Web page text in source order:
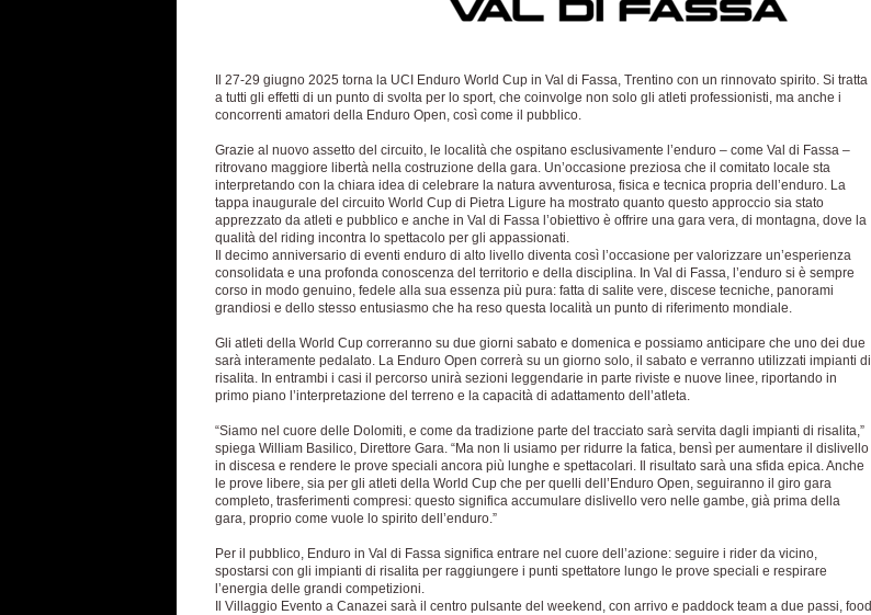
Il 27-29 giugno 2025 torna la UCI Enduro World Cup in Val di Fassa, Trentino con un rinnovato spirito. Si tratta
a tutti gli effetti di un punto di svolta per lo sport, che coinvolge non solo gli atleti professionisti, ma anche i
concorrenti amatori della Enduro Open, così come il pubblico.
Grazie al nuovo assetto del circuito, le località che ospitano esclusivamente l’enduro – come Val di Fassa –
ritrovano maggiore libertà nella costruzione della gara. Un’occasione preziosa che il comitato locale sta
interpretando con la chiara idea di celebrare la natura avventurosa, fisica e tecnica propria dell’enduro. La
tappa inaugurale del circuito World Cup di Pietra Ligure ha mostrato quanto questo approccio sia stato
apprezzato da atleti e pubblico e anche in Val di Fassa l’obiettivo è offrire una gara vera, di montagna, dove la
qualità del riding incontra lo spettacolo per gli appassionati.
Il decimo anniversario di eventi enduro di alto livello diventa così l’occasione per valorizzare un’esperienza
consolidata e una profonda conoscenza del territorio e della disciplina. In Val di Fassa, l’enduro si è sempre
corso in modo genuino, fedele alla sua essenza più pura: fatta di salite vere, discese tecniche, panorami
grandiosi e dello stesso entusiasmo che ha reso questa località un punto di riferimento mondiale.
Gli atleti della World Cup correranno su due giorni sabato e domenica e possiamo anticipare che uno dei due
sarà interamente pedalato. La Enduro Open correrà su un giorno solo, il sabato e verranno utilizzati impianti di
risalita. In entrambi i casi il percorso unirà sezioni leggendarie in parte riviste e nuove linee, riportando in
primo piano l’interpretazione del terreno e la capacità di adattamento dell’atleta.
“Siamo nel cuore delle Dolomiti, e come da tradizione parte del tracciato sarà servita dagli impianti di risalita,”
spiega William Basilico, Direttore Gara. “Ma non li usiamo per ridurre la fatica, bensì per aumentare il dislivello
in discesa e rendere le prove speciali ancora più lunghe e spettacolari. Il risultato sarà una sfida epica. Anche
le prove libere, sia per gli atleti della World Cup che per quelli dell’Enduro Open, seguiranno il giro gara
completo, trasferimenti compresi: questo significa accumulare dislivello vero nelle gambe, già prima della
gara, proprio come vuole lo spirito dell’enduro.”
Per il pubblico, Enduro in Val di Fassa significa entrare nel cuore dell’azione: seguire i rider da vicino,
spostarsi con gli impianti di risalita per raggiungere i punti spettatore lungo le prove speciali e respirare
l’energia delle grandi competizioni.
Il Villaggio Evento a Canazei sarà il centro pulsante del weekend, con arrivo e paddock team a due passi, food